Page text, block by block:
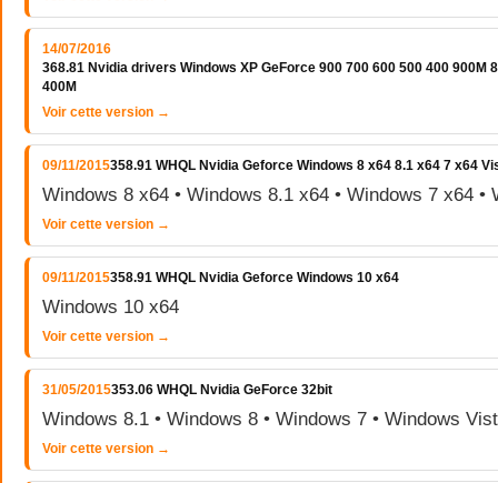
14/07/2016
368.81 Nvidia drivers Windows XP GeForce 900 700 600 500 400 900M
400M
Voir cette version →
09/11/2015358.91 WHQL Nvidia Geforce Windows 8 x64 8.1 x64 7 x64
Windows 8 x64 • Windows 8.1 x64 • Windows 7 x64 •
Voir cette version →
09/11/2015358.91 WHQL Nvidia Geforce Windows 10 x64
Windows 10 x64
Voir cette version →
31/05/2015353.06 WHQL Nvidia GeForce 32bit
Windows 8.1 • Windows 8 • Windows 7 • Windows
Voir cette version →